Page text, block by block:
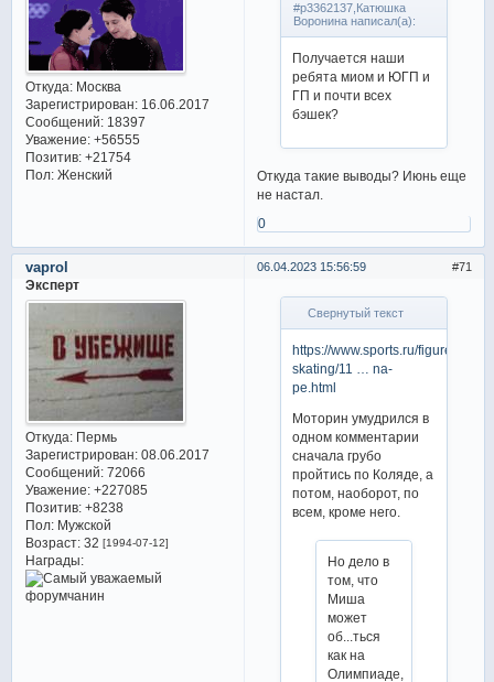
Откуда:Москва
Зарегистрирован: 16.06.2017
Сообщений:18397
Уважение: +56555
Позитив: +21754
Пол:Женский
#p3362137,Катюшка
Воронина написал(а):
Получается наши
ребята миом и ЮГП и
ГП и почти всех
бэшек?
Откуда такие выводы? Июнь еще
не настал.
0
71
06.04.2023 15:56:59
vaprol
Эксперт
Откуда:Пермь
Зарегистрирован: 08.06.2017
Сообщений:72066
Уважение: +227085
Позитив: +8238
Пол:Мужской
Возраст:32 [1994-07-12]
Награды:
Свернутый текст
https://www.sports.ru/figure-
skating/11 … na-
pe.html
Моторин умудрился в
одном комментарии
сначала грубо
пройтись по Коляде, а
потом, наоборот, по
всем, кроме него.
Но дело в
том, что
Миша
может
об...ться
как на
Олимпиаде,